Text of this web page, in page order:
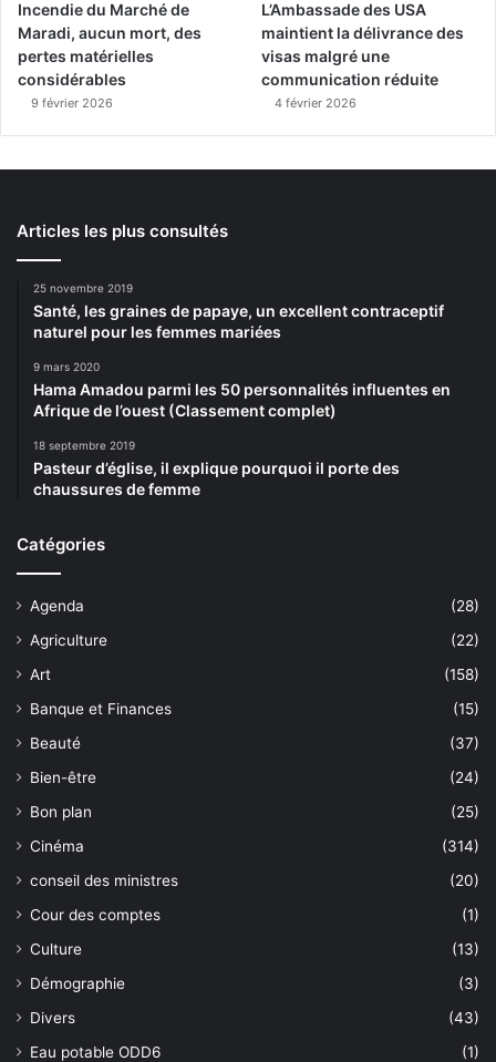
Incendie du Marché de
Maradi, aucun mort, des
pertes matérielles
considérables
9 février 2026
L’Ambassade des USA
maintient la délivrance des
visas malgré une
communication réduite
4 février 2026
Articles les plus consultés
25 novembre 2019
Santé, les graines de papaye, un excellent contraceptif
naturel pour les femmes mariées
9 mars 2020
Hama Amadou parmi les 50 personnalités influentes en
Afrique de l’ouest (Classement complet)
18 septembre 2019
Pasteur d’église, il explique pourquoi il porte des
chaussures de femme
Catégories
Agenda
(28)
Agriculture
(22)
Art
(158)
Banque et Finances
(15)
Beauté
(37)
Bien-être
(24)
Bon plan
(25)
Cinéma
(314)
conseil des ministres
(20)
Cour des comptes
(1)
Culture
(13)
Démographie
(3)
Divers
(43)
Eau potable ODD6
(1)